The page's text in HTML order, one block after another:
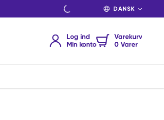
SPROG
Log ind
Min konto
Varekurv
0 Varer